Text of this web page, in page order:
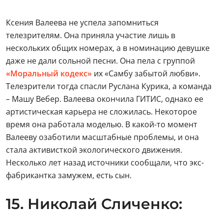
Ксения Валеева не успела запомниться
телезрителям. Она приняла участие лишь в
нескольких общих номерах, а в номинацию девушке
даже не дали сольной песни. Она пела с группой
«Моральный кодекс» их «Самбу забытой любви».
Телезрители тогда спасли Руслана Курика, а команда
– Машу Вебер. Валеева окончила ГИТИС, однако ее
артистическая карьера не сложилась. Некоторое
время она работала моделью. В какой-то момент
Валееву озаботили масштабные проблемы, и она
стала активисткой экологического движения.
Несколько лет назад источники сообщали, что экс-
фабрикантка замужем, есть сын.
15. Николай Сличенко: